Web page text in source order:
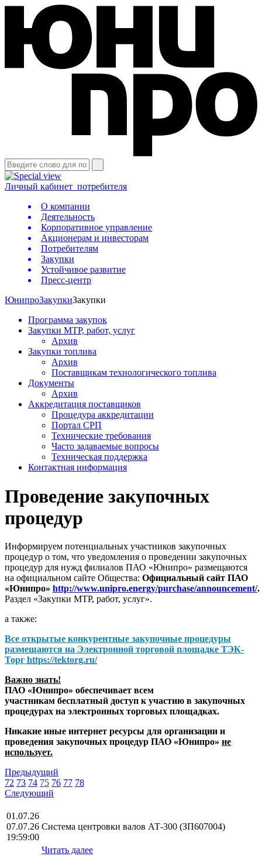
Личный кабинет потребителя
О компании
Деятельность
Корпоративное управление
Акционерам и инвесторам
Потребителям
Закупки
Устойчивое развитие
Пресс-центр
ЮнипроЗакупкиЗакупки
Программа закупок
Закупки МТР, работ, услуг
Архив
Закупки топлива
Архив
Поставщикам технологического топлива
Документы
Архив
Аккредитация поставщиков
Процедура аккредитации
Портал СРП
Технические требования
Часто задаваемые вопросы
Техническая поддержка
Контактная информация
Проведение закупочных
процедур
Информируем потенциальных участников закупочных
процедур о том, что уведомления о проведении закупочных
процедур для нужд филиалов ПАО «Юнипро» размещаются
на официальном сайте Общества: Официальный сайт ПАО
«Юнипро» http://www.unipro.energy/purchase/announcement/.
Раздел «Закупки МТР, работ, услуг».
а также:
Все открытые конкурентные закупочные процедуры
размещаются на Электронной торговой площадке ТЭК-
Торг https://tektorg.ru/
Важно знать!
ПАО «Юнипро» обеспечивает всем
участникам бесплатный доступ к участию в закупочных
процедурах на электронных торговых площадках.
Никакие иные интернет ресурсы для организации и
проведения закупочных процедур ПАО «Юнипро» не
использует.
Предыдущий
72 73 74 75 76 77 78
Следующий
01.07.26
07.07.26
19:59:00
Система центровки валов АТ-300 (ЗП607004)
Читать далее